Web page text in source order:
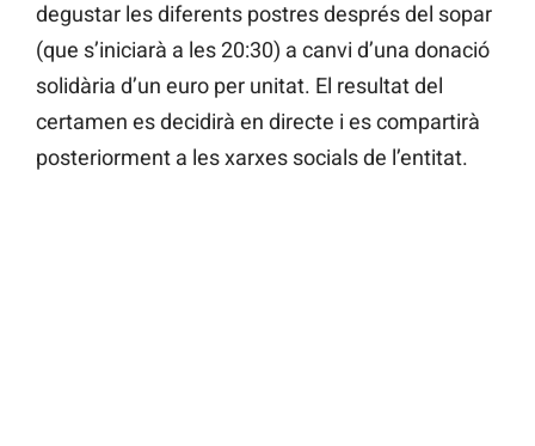
degustar les diferents postres després del sopar
(que s’iniciarà a les 20:30) a canvi d’una donació
solidària d’un euro per unitat. El resultat del
certamen es decidirà en directe i es compartirà
posteriorment a les xarxes socials de l’entitat.